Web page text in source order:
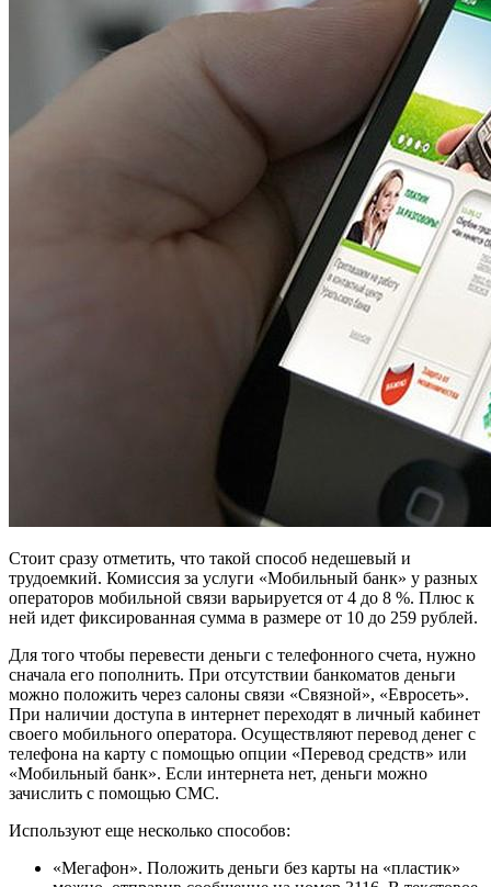
Стоит сразу отметить, что такой способ недешевый и
трудоемкий. Комиссия за услуги «Мобильный банк» у разных
операторов мобильной связи варьируется от 4 до 8 %. Плюс к
ней идет фиксированная сумма в размере от 10 до 259 рублей.
Для того чтобы перевести деньги с телефонного счета, нужно
сначала его пополнить. При отсутствии банкоматов деньги
можно положить через салоны связи «Связной», «Евросеть».
При наличии доступа в интернет переходят в личный кабинет
своего мобильного оператора. Осуществляют перевод денег с
телефона на карту с помощью опции «Перевод средств» или
«Мобильный банк». Если интернета нет, деньги можно
зачислить с помощью СМС.
Используют еще несколько способов:
«Мегафон». Положить деньги без карты на «пластик»